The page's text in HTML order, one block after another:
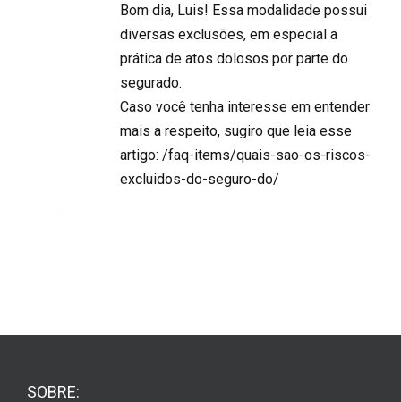
Bom dia, Luis! Essa modalidade possui
diversas exclusões, em especial a
prática de atos dolosos por parte do
segurado.
Caso você tenha interesse em entender
mais a respeito, sugiro que leia esse
artigo: /faq-items/quais-sao-os-riscos-
excluidos-do-seguro-do/
SOBRE: